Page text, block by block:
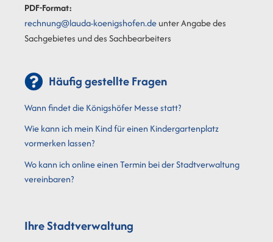
PDF-Format:
rechnung@lauda-koenigshofen.deunter Angabe des
Sachgebietes und des Sachbearbeiters
Häufig gestellte Fragen
Wann findet die Königshöfer Messe statt?
Wie kann ich mein Kind für einen Kindergartenplatz
vormerken lassen?
Wo kann ich online einen Termin bei der Stadtverwaltung
vereinbaren?
Ihre Stadtverwaltung